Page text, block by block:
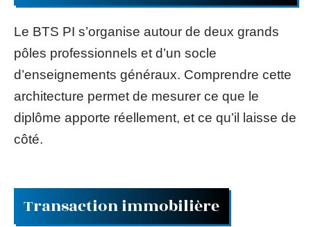
Le BTS PI s’organise autour de deux grands
pôles professionnels et d’un socle
d’enseignements généraux. Comprendre cette
architecture permet de mesurer ce que le
diplôme apporte réellement, et ce qu’il laisse de
côté.
Transaction immobilière